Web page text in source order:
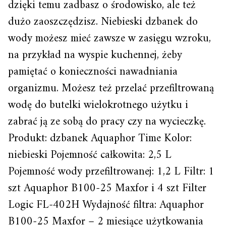
dzięki temu zadbasz o środowisko, ale też
dużo zaoszczędzisz. Niebieski dzbanek do
wody możesz mieć zawsze w zasięgu wzroku,
na przykład na wyspie kuchennej, żeby
pamiętać o konieczności nawadniania
organizmu. Możesz też przelać przefiltrowaną
wodę do butelki wielokrotnego użytku i
zabrać ją ze sobą do pracy czy na wycieczkę.
Produkt: dzbanek Aquaphor Time Kolor:
niebieski Pojemność całkowita: 2,5 L
Pojemność wody przefiltrowanej: 1,2 L Filtr: 1
szt Aquaphor B100-25 Maxfor i 4 szt Filter
Logic FL-402H Wydajność filtra: Aquaphor
B100-25 Maxfor – 2 miesiące użytkowania